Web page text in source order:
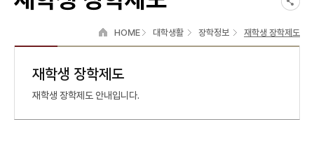
HOME 대학생활 장학정보 재학생 장학제도
재학생 장학제도
재학생 장학제도 안내입니다.